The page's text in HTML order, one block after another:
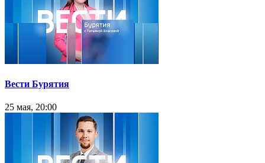
Вести Бурятия
25 мая, 20:00